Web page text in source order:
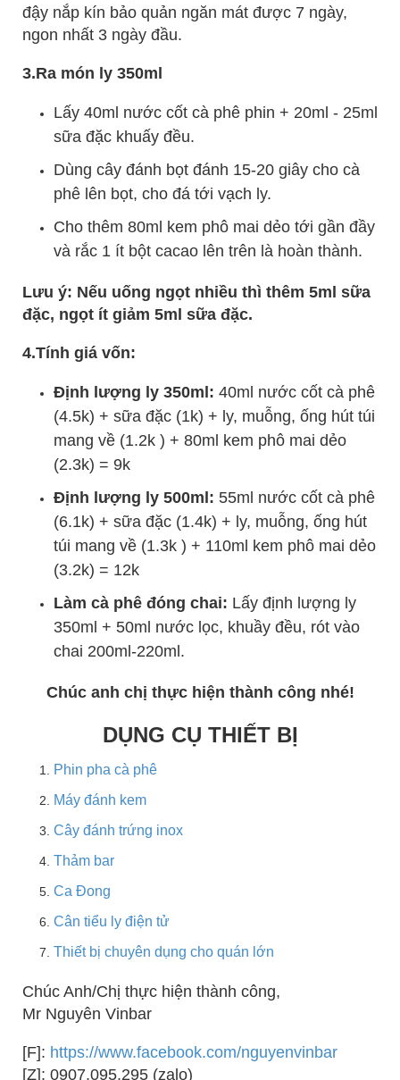
đậy nắp kín bảo quản ngăn mát được 7 ngày,
ngon nhất 3 ngày đầu.
3.Ra món ly 350ml
Lấy 40ml nước cốt cà phê phin + 20ml - 25ml
sữa đặc khuấy đều.
Dùng cây đánh bọt đánh 15-20 giây cho cà
phê lên bọt, cho đá tới vạch ly.
Cho thêm 80ml kem phô mai dẻo tới gần đầy
và rắc 1 ít bột cacao lên trên là hoàn thành.
Lưu ý: Nếu uống ngọt nhiều thì thêm 5ml sữa
đặc, ngọt ít giảm 5ml sữa đặc.
4.Tính giá vốn:
Định lượng ly 350ml: 40ml nước cốt cà phê
(4.5k) + sữa đặc (1k) + ly, muỗng, ống hút túi
mang về (1.2k ) + 80ml kem phô mai dẻo
(2.3k) = 9k
Định lượng ly 500ml: 55ml nước cốt cà phê
(6.1k) + sữa đặc (1.4k) + ly, muỗng, ống hút
túi mang về (1.3k ) + 110ml kem phô mai dẻo
(3.2k) = 12k
Làm cà phê đóng chai: Lấy định lượng ly
350ml + 50ml nước lọc, khuầy đều, rót vào
chai 200ml-220ml.
Chúc anh chị thực hiện thành công nhé!
DỤNG CỤ THIẾT BỊ
Phin pha cà phê
Máy đánh kem
Cây đánh trứng inox
Thảm bar
Ca Đong
Cân tiểu ly điện tử
Thiết bị chuyên dụng cho quán lớn
Chúc Anh/Chị thực hiện thành công,
Mr Nguyên Vinbar
[F]: https://www.facebook.com/nguyenvinbar
[Z]: 0907.095.295 (zalo)